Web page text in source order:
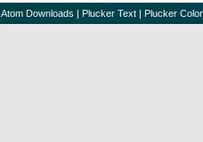
Atom Downloads | Plucker Text | Plucker Color